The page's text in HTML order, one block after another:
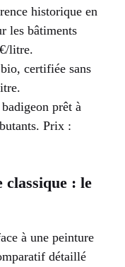
historique en
les bâtiments
litre.
certifiée sans
badigeon prêt à
Prix :
: le
à une peinture
détaillé